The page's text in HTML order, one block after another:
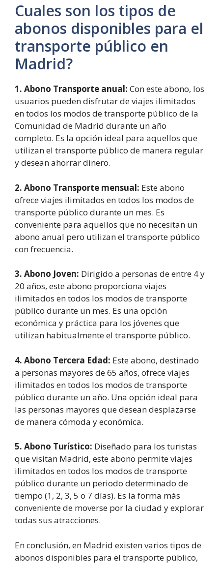
Cuales son los tipos de
abonos disponibles para el
transporte público en
Madrid?
1. Abono Transporte anual: Con este abono, los
usuarios pueden disfrutar de viajes ilimitados
en todos los modos de transporte público de la
Comunidad de Madrid durante un año
completo. Es la opción ideal para aquellos que
utilizan el transporte público de manera regular
y desean ahorrar dinero.
2. Abono Transporte mensual: Este abono
ofrece viajes ilimitados en todos los modos de
transporte público durante un mes. Es
conveniente para aquellos que no necesitan un
abono anual pero utilizan el transporte público
con frecuencia.
3. Abono Joven: Dirigido a personas de entre 4 y
20 años, este abono proporciona viajes
ilimitados en todos los modos de transporte
público durante un mes. Es una opción
económica y práctica para los jóvenes que
utilizan habitualmente el transporte público.
4. Abono Tercera Edad: Este abono, destinado
a personas mayores de 65 años, ofrece viajes
ilimitados en todos los modos de transporte
público durante un año. Una opción ideal para
las personas mayores que desean desplazarse
de manera cómoda y económica.
5. Abono Turístico: Diseñado para los turistas
que visitan Madrid, este abono permite viajes
ilimitados en todos los modos de transporte
público durante un periodo determinado de
tiempo (1, 2, 3, 5 o 7 días). Es la forma más
conveniente de moverse por la ciudad y explorar
todas sus atracciones.
En conclusión, en Madrid existen varios tipos de
abonos disponibles para el transporte público,